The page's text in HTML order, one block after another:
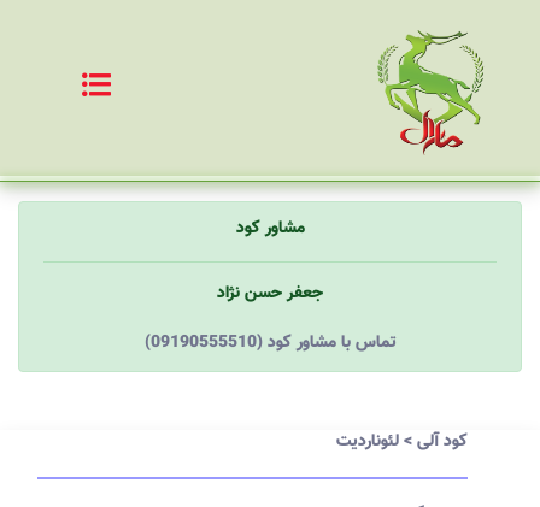
مشاور کود
جعفر حسن نژاد
(09190555510) تماس با مشاور کود
کود آلی>لئوناردیت